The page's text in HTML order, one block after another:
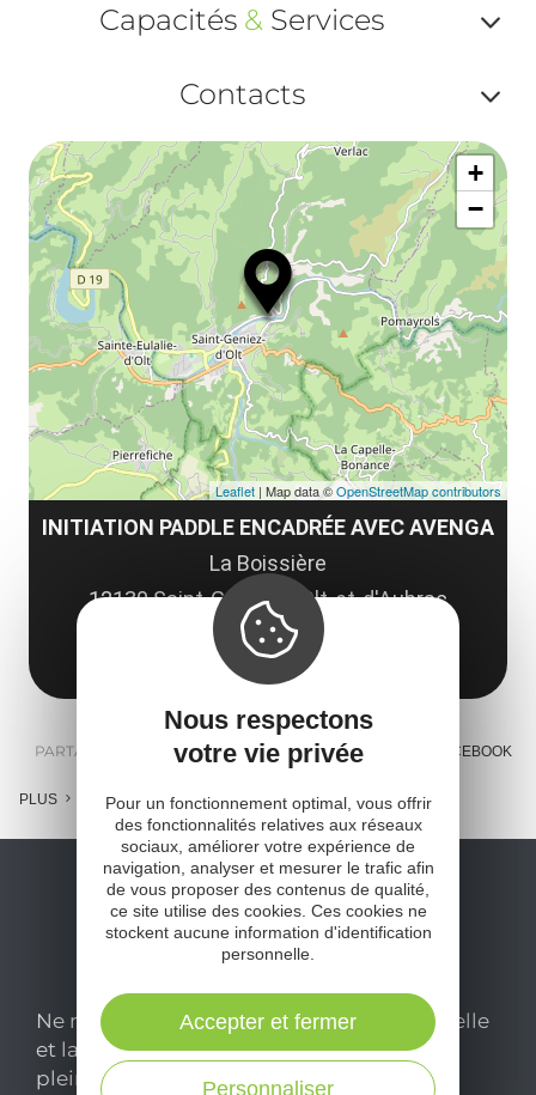
ou
Capacités & Services
ou
Contacts
ou
INITIATION PADDLE ENCADRÉE AVEC AVENGA
La Boissière
12130 Saint-Geniez-d'Olt-et-d'Aubrac
Obtenir l'itinéraire
+
−
Leaflet | Map data ©OpenStreetMap contributors
PARTAGER : E-MAIL MESSENGER FACEBOOK
PLUS
Ne manquez pas notre newsletter mensuelle
et laissez-vous inspirer pour profiter
pleinement de votre séjour en Aveyron.
Nous respectons
votre vie privée
Pour un fonctionnement optimal, vous offrir
des fonctionnalités relatives aux réseaux
sociaux, améliorer votre expérience de
navigation, analyser et mesurer le trafic afin
de vous proposer des contenus de qualité,
ce site utilise des cookies. Ces cookies ne
stockent aucune information d'identification
personnelle.
Personnaliser
Accepter et fermer